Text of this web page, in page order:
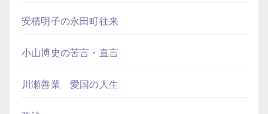
安積明子の永田町往来
小山博史の苦言・直言
川瀬善業 愛国の人生